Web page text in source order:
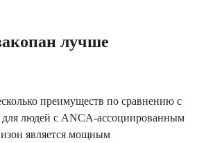
лучше
преимуществ по сравнению с
для людей с ANCA-ассоциированным
является мощным